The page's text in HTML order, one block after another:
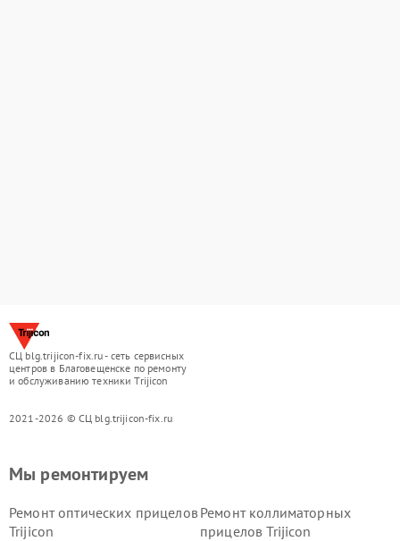
СЦ blg.trijicon-fix.ru - сеть сервисных
центров в Благовещенске по ремонту
и обслуживанию техники Trijicon
2021-2026 © СЦ blg.trijicon-fix.ru
Мы ремонтируем
Ремонт оптических прицелов
Trijicon
Ремонт коллиматорных
прицелов Trijicon